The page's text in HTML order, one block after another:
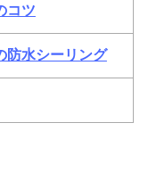
コツ
水シーリング